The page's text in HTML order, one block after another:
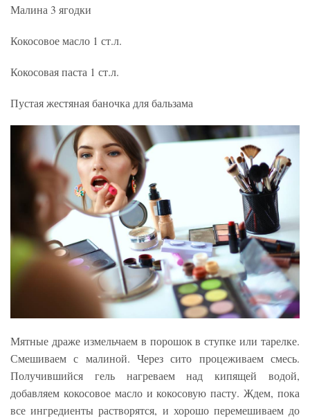
Малина 3 ягодки
Кокосовое масло 1 ст.л.
Кокосовая паста 1 ст.л.
Пустая жестяная баночка для бальзама
Мятные драже измельчаем в порошок в ступке или тарелке.
Смешиваем с малиной. Через сито процеживаем смесь.
Получившийся гель нагреваем над кипящей водой,
добавляем кокосовое масло и кокосовую пасту. Ждем, пока
все ингредиенты растворятся, и хорошо перемешиваем до